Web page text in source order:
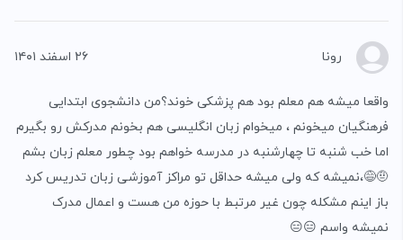
رونا ۲۶ اسفند ۱۴۰۱
واقعا میشه هم معلم بود هم پزشکی خوند؟من دانشجوی ابتدایی
فرهنگیان میخونم ، میخوام زبان انگلیسی هم بخونم مدرکش رو بگیرم
اما خب شنبه تا چهارشنبه در مدرسه خواهم بود چطور معلم زبان بشم
🤨😅،نمیشه که ولی میشه حداقل تو مراکز آموزشی زبان تدریس کرد
باز اینم مشکله چون غیر مرتبط با حوزه من هست و اعمال مدرک
نمیشه واسم 😑😑